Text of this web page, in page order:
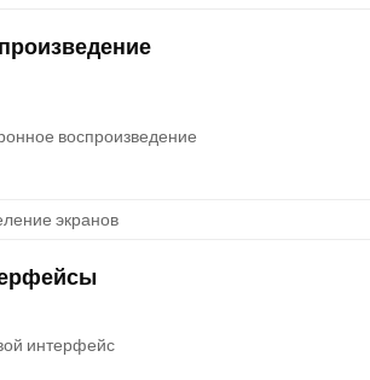
воспроизведение
экранов
интерфейс